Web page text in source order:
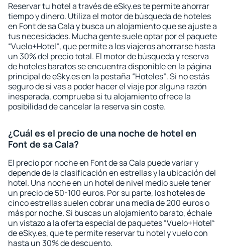
Reservar tu hotel a través de eSky.es te permite ahorrar
tiempo y dinero. Utiliza el motor de búsqueda de hoteles
en Font de sa Cala y busca un alojamiento que se ajuste a
tus necesidades. Mucha gente suele optar por el paquete
“Vuelo+Hotel“, que permite a los viajeros ahorrarse hasta
un 30% del precio total. El motor de búsqueda y reserva
de hoteles baratos se encuentra disponible en la página
principal de eSky.es en la pestaña “Hoteles“. Si no estás
seguro de si vas a poder hacer el viaje por alguna razón
inesperada, comprueba si tu alojamiento ofrece la
posibilidad de cancelar la reserva sin coste.
¿Cuál es el precio de una noche de hotel en
Font de sa Cala?
El precio por noche en Font de sa Cala puede variar y
depende de la clasificación en estrellas y la ubicación del
hotel. Una noche en un hotel de nivel medio suele tener
un precio de 50-100 euros. Por su parte, los hoteles de
cinco estrellas suelen cobrar una media de 200 euros o
más por noche. Si buscas un alojamiento barato, échale
un vistazo a la oferta especial de paquetes “Vuelo+Hotel“
de eSky.es, que te permite reservar tu hotel y vuelo con
hasta un 30% de descuento.